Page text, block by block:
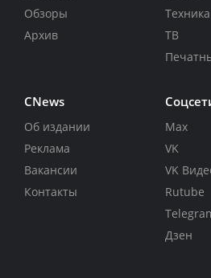
Обзоры
Архив
Техника
ТВ
CNews
Об издании
Реклама
Вакансии
Контакты
Max
VK
VK
Rutube
Дзен